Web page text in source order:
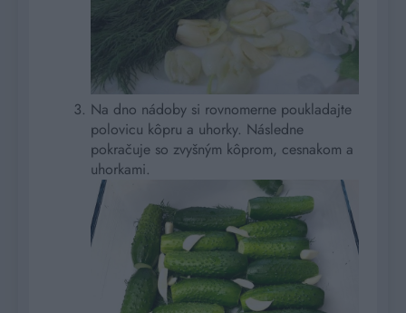
Na dno nádoby si rovnomerne poukladajte
polovicu kôpru a uhorky. Následne
pokračuje so zvyšným kôprom, cesnakom a
uhorkami.